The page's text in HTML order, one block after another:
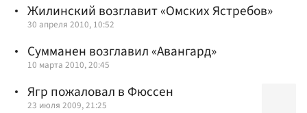
Жилинский возглавит «Омских Ястребов»
30 апреля 2010, 10:52
Сумманен возглавил «Авангард»
10 марта 2010, 20:45
Ягр пожаловал в Фюссен
23 июля 2009, 21:25